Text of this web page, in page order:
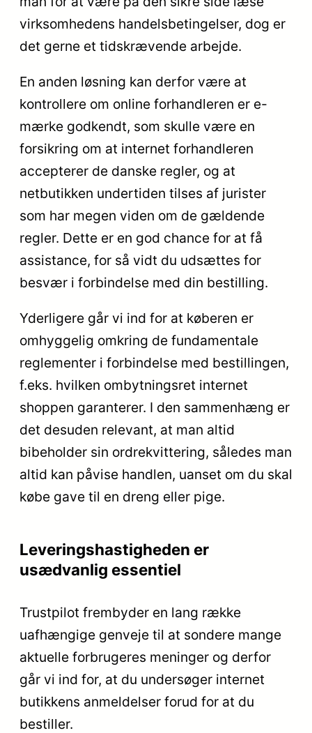
virksomhedens handelsbetingelser, dog er
det gerne et tidskrævende arbejde.
En anden løsning kan derfor være at
kontrollere om online forhandleren er e-
mærke godkendt, som skulle være en
forsikring om at internet forhandleren
accepterer de danske regler, og at
netbutikken undertiden tilses af jurister
som har megen viden om de gældende
regler. Dette er en god chance for at få
assistance, for så vidt du udsættes for
besvær i forbindelse med din bestilling.
Yderligere går vi ind for at køberen er
omhyggelig omkring de fundamentale
reglementer i forbindelse med bestillingen,
f.eks. hvilken ombytningsret internet
shoppen garanterer. I den sammenhæng er
det desuden relevant, at man altid
bibeholder sin ordrekvittering, således man
altid kan påvise handlen, uanset om du skal
købe gave til en dreng eller pige.
Leveringshastigheden er
usædvanlig essentiel
Trustpilot frembyder en lang række
uafhængige genveje til at sondere mange
aktuelle forbrugeres meninger og derfor
går vi ind for, at du undersøger internet
butikkens anmeldelser forud for at du
bestiller.